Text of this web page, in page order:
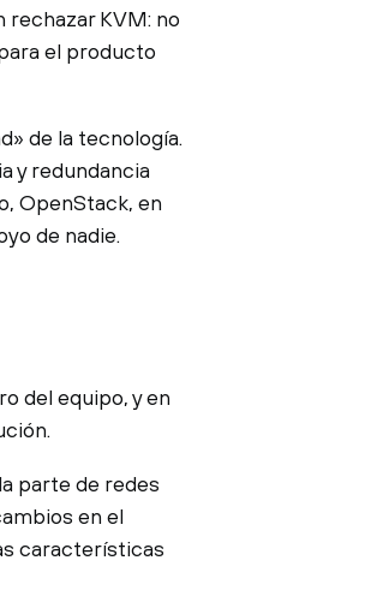
KVM: no
el producto
de la tecnología.
y redundancia
OpenStack, en
de nadie.
del equipo, y en
parte de redes
en el
características